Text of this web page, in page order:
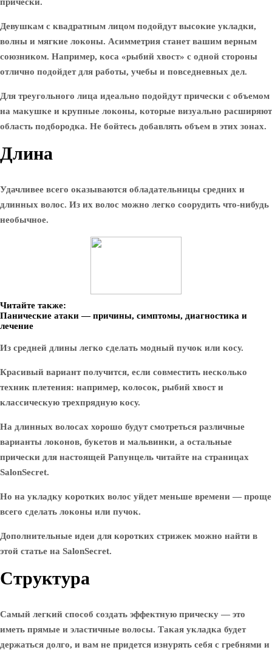
Девушкам с квадратным лицом подойдут высокие укладки,
волны и мягкие локоны. Асимметрия станет вашим верным
союзником. Например, коса «рыбий хвост» с одной стороны
отлично подойдет для работы, учебы и повседневных дел.
Для треугольного лица идеально подойдут прически с объемом
на макушке и крупные локоны, которые визуально расширяют
область подбородка. Не бойтесь добавлять объем в этих зонах.
Длина
Удачливее всего оказываются обладательницы средних и
длинных волос. Из их волос можно легко соорудить что-нибудь
необычное.
Читайте также:
Панические атаки — причины, симптомы, диагностика и
лечение
Из средней длины легко сделать модный пучок или косу.
Красивый вариант получится, если совместить несколько
техник плетения: например, колосок, рыбий хвост и
классическую трехпрядную косу.
На длинных волосах хорошо будут смотреться различные
варианты локонов, букетов и мальвинки, а остальные
прически для настоящей Рапунцель читайте на страницах
SalonSecret.
Но на укладку коротких волос уйдет меньше времени — проще
всего сделать локоны или пучок.
Дополнительные идеи для коротких стрижек можно найти в
этой статье на SalonSecret.
Структура
Самый легкий способ создать эффектную прическу — это
иметь прямые и эластичные волосы. Такая укладка будет
держаться долго, и вам не придется изнурять себя с гребнями и